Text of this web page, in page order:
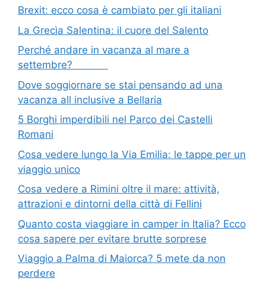
Brexit: ecco cosa è cambiato per gli italiani
La Grecìa Salentina: il cuore del Salento
Perché andare in vacanza al mare a
settembre?
Dove soggiornare se stai pensando ad una
vacanza all inclusive a Bellaria
5 Borghi imperdibili nel Parco dei Castelli
Romani
Cosa vedere lungo la Via Emilia: le tappe per un
viaggio unico
Cosa vedere a Rimini oltre il mare: attività,
attrazioni e dintorni della città di Fellini
Quanto costa viaggiare in camper in Italia? Ecco
cosa sapere per evitare brutte sorprese
Viaggio a Palma di Maiorca? 5 mete da non
perdere